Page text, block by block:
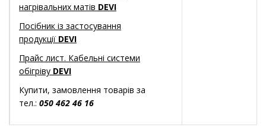
нагрівальних матів DEVI
Посібник із застосування
продукції DEVI
Прайс лист. Кабельні системи
обігріву DEVI
Купити, замовлення товарів за
тел.: 050 462 46 16